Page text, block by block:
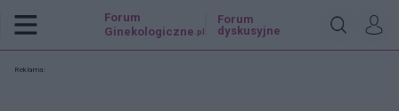
Forum
Ginekologiczne .pl
Forum
dyskusyjne
Reklama: